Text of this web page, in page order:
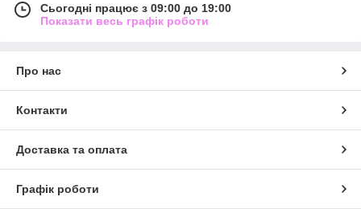
Сьогодні працює з 09:00 до 19:00
Показати весь графік роботи
Про нас
Контакти
Доставка та оплата
Графік роботи